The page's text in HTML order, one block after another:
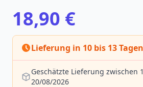
18,90 €
Lieferung in 10 bis 13 Tagen
Geschätzte Lieferung zwischen
20/08/2026